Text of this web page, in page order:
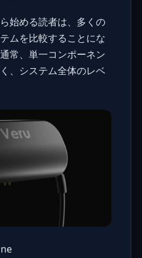
始める読者は、多くの
ムを比較することにな
常、単一コンポーネン
、システム全体のレベ